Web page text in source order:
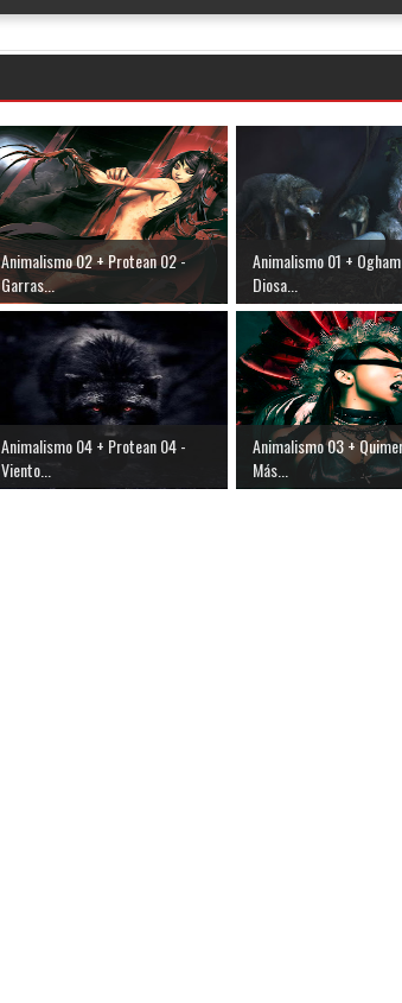
Animalismo 02 + Protean 02 -
Garras...
Animalismo 01 +
Diosa...
Animalismo 04 + Protean 04 -
Viento...
Animalismo 03 +
Más...